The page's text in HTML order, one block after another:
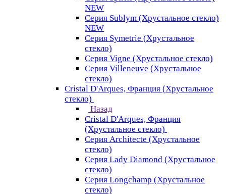
NEW
Серия Sublym (Хрустальное стекло)
NEW
Серия Symetrie (Хрустальное
стекло)
Серия Vigne (Хрустальное стекло)
Серия Villeneuve (Хрустальное
стекло)
Cristal D'Arques, Франция (Хрустальное
стекло)
Назад
Cristal D'Arques, Франция
(Хрустальное стекло)
Серия Architecte (Хрустальное
стекло)
Серия Lady Diamond (Хрустальное
стекло)
Серия Longchamp (Хрустальное
стекло)